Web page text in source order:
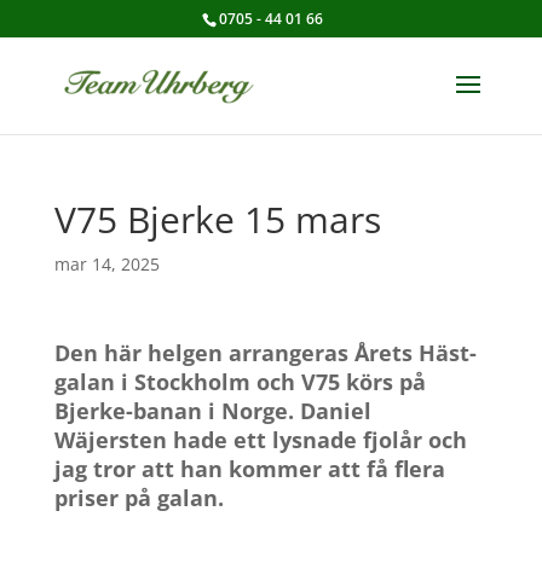
0705 - 44 01 66
V75 Bjerke 15 mars
mar 14, 2025
Den här helgen arrangeras Årets Häst-
galan i Stockholm och V75 körs på
Bjerke-banan i Norge. Daniel
Wäjersten hade ett lysnade fjolår och
jag tror att han kommer att få flera
priser på galan.